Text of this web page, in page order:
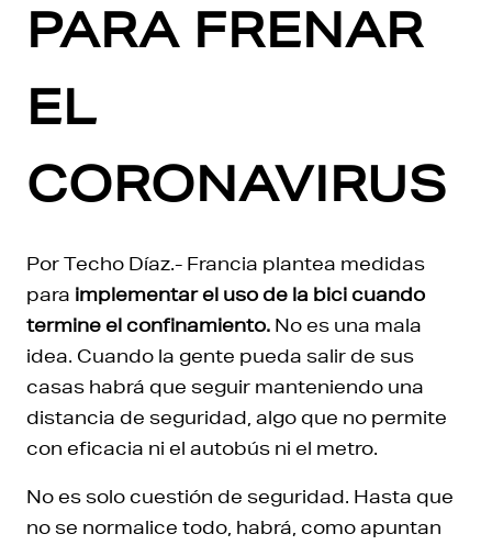
PARA FRENAR
EL
CORONAVIRUS
Por Techo Díaz.- Francia plantea medidas
para implementar el uso de la bici cuando
termine el confinamiento. No es una mala
idea. Cuando la gente pueda salir de sus
casas habrá que seguir manteniendo una
distancia de seguridad, algo que no permite
con eficacia ni el autobús ni el metro.
No es solo cuestión de seguridad. Hasta que
no se normalice todo, habrá, como apuntan